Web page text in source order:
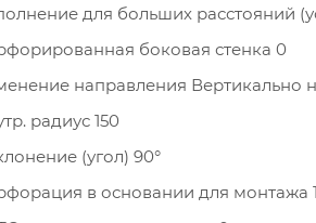
для больших расстояний
боковая стенка 0
направления
радиус 150
(угол) 90°
в основании для монтажа 1